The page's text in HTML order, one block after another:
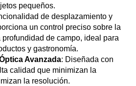
pequeños.
de desplazamiento y
un control preciso sobre la
profundidad de campo, ideal para
y gastronomía.
Avanzada: Diseñada con
calidad que minimizan la
la resolución.